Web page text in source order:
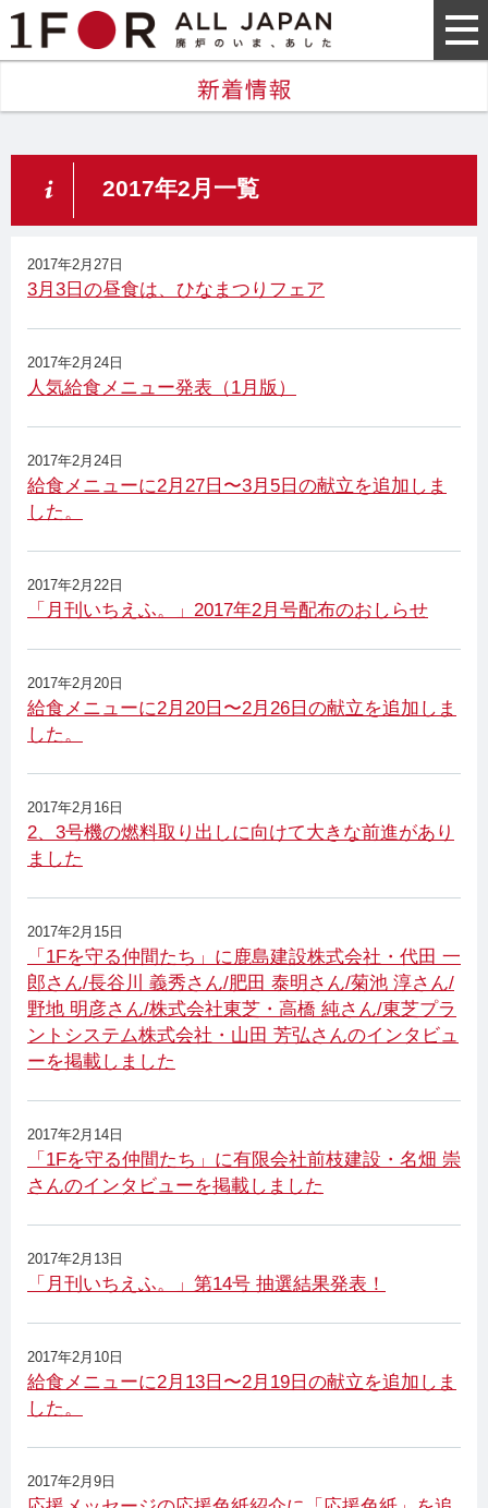
2017年2月一覧
2017年2月27日
3月3日の昼食は、ひなまつりフェア
2017年2月24日
人気給食メニュー発表（1月版）
2017年2月24日
給食メニューに2月27日〜3月5日の献立を追加しま
した。
2017年2月22日
「月刊いちえふ。」2017年2月号配布のおしらせ
2017年2月20日
給食メニューに2月20日〜2月26日の献立を追加しま
した。
2017年2月16日
2、3号機の燃料取り出しに向けて大きな前進があり
ました
2017年2月15日
「1Fを守る仲間たち」に鹿島建設株式会社・代田 一
郎さん/長谷川 義秀さん/肥田 泰明さん/菊池 淳さん/
野地 明彦さん/株式会社東芝・高橋 純さん/東芝プラ
ントシステム株式会社・山田 芳弘さんのインタビュ
ーを掲載しました
2017年2月14日
「1Fを守る仲間たち」に有限会社前枝建設・名畑 崇
さんのインタビューを掲載しました
2017年2月13日
「月刊いちえふ。」第14号 抽選結果発表！
2017年2月10日
給食メニューに2月13日〜2月19日の献立を追加しま
した。
2017年2月9日